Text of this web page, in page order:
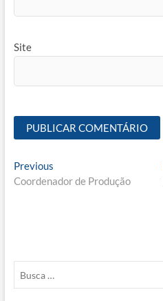
Site
Navegação
de
PreviousPrevious
post:
Coordenador de Produção